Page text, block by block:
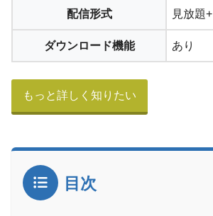
アカウントを見て解約できている
配信形式 見放題
ダウンロード機能 あり
もっと詳しく知りたい
目次